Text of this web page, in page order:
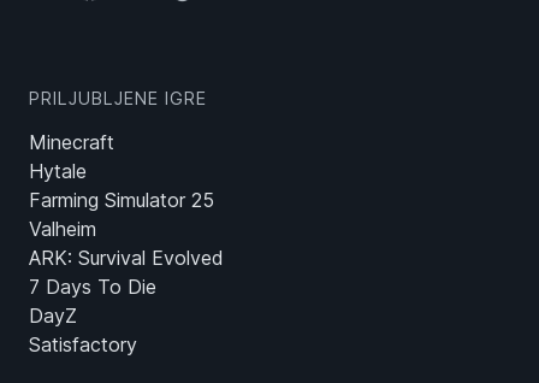
PRILJUBLJENE IGRE
Minecraft
Hytale
Farming Simulator 25
Valheim
ARK: Survival Evolved
7 Days To Die
DayZ
Satisfactory